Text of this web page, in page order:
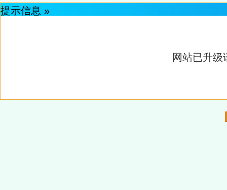
提示信息 »
网站已升级